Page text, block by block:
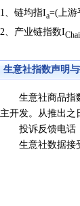
1、链均指Ia=(上游
2、产业链指数I
生意社指数声明
生意社商品指数
主开发。从推出之
投诉反馈电话：
生意社数据接受